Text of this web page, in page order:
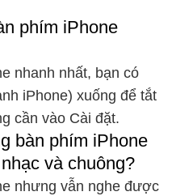
phím iPhone
nhanh nhất, bạn có
iPhone) xuống để tắt
cần vào Cài đặt.
bàn phím iPhone
và chuông?
nhưng vẫn nghe được